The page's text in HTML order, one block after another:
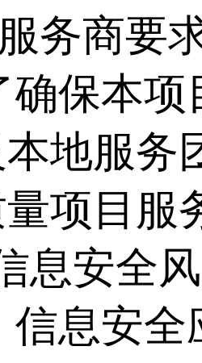
务商要
确保本
地服务
项目服
息安全
信息安